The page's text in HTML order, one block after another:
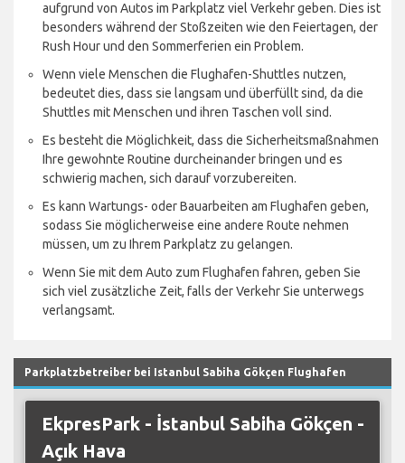
aufgrund von Autos im Parkplatz viel Verkehr geben. Dies ist
besonders während der Stoßzeiten wie den Feiertagen, der
Rush Hour und den Sommerferien ein Problem.
Wenn viele Menschen die Flughafen-Shuttles nutzen,
bedeutet dies, dass sie langsam und überfüllt sind, da die
Shuttles mit Menschen und ihren Taschen voll sind.
Es besteht die Möglichkeit, dass die Sicherheitsmaßnahmen
Ihre gewohnte Routine durcheinander bringen und es
schwierig machen, sich darauf vorzubereiten.
Es kann Wartungs- oder Bauarbeiten am Flughafen geben,
sodass Sie möglicherweise eine andere Route nehmen
müssen, um zu Ihrem Parkplatz zu gelangen.
Wenn Sie mit dem Auto zum Flughafen fahren, geben Sie
sich viel zusätzliche Zeit, falls der Verkehr Sie unterwegs
verlangsamt.
Parkplatzbetreiber bei Istanbul Sabiha Gökçen Flughafen
EkpresPark - İstanbul Sabiha Gökçen -
Açık Hava